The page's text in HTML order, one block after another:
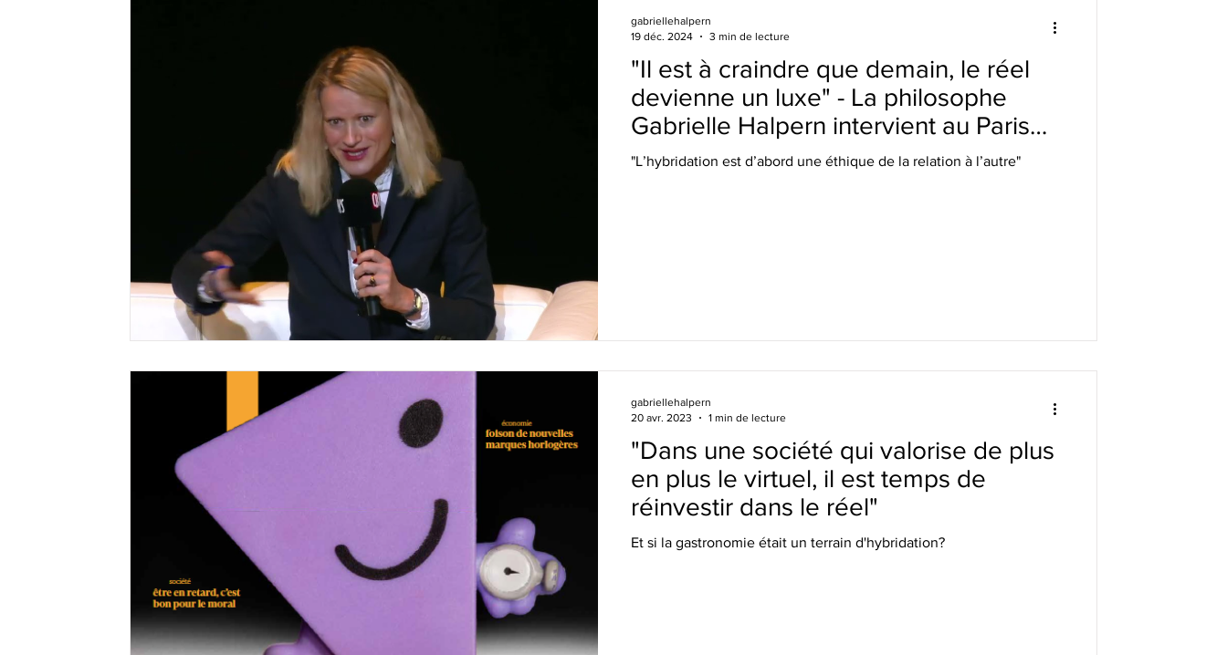
"Il est à craindre que demain, le réel
devienne un luxe" - La philosophe
Gabrielle Halpern intervient au Paris
Luxury Summit au théâtre Marigny
"L’hybridation est d’abord une éthique de la relation à l’autre"
gabriellehalpern
19 déc. 2024
3 min de lecture
"Dans une société qui valorise de plus
en plus le virtuel, il est temps de
réinvestir dans le réel"
Et si la gastronomie était un terrain d'hybridation?
gabriellehalpern
20 avr. 2023
1 min de lecture